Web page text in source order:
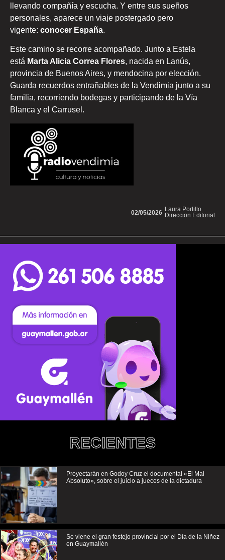
llevando compañía y escucha. Y entre sus sueños
personales, aparece un viaje postergado pero
vigente: conocer España.
Este camino se recorre acompañado. Junto a Estela
está Marta Alicia Correa Flores, nacida en Lanús,
provincia de Buenos Aires, y mendocina por elección.
Guarda recuerdos entrañables de la Vendimia junto a su
familia, recorriendo bodegas y participando de la Vía
Blanca y el Carrusel.
Laura Portillo
Direccion Editorial
02/05/2026
RECIENTES
Proyectarán en Godoy Cruz el documental «El Mal
Absoluto», sobre el juicio a jueces de la dictadura
Se viene el gran festejo provincial por el Día de la Niñez
en Guaymallén